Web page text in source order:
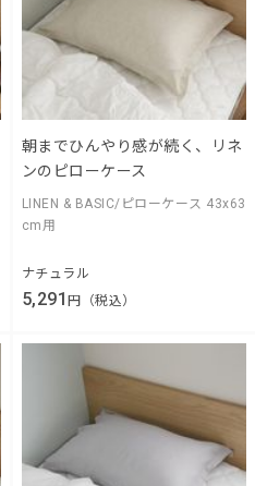
朝までひんやり感が続く、リネ
ンのピローケース
LINEN & BASIC/ピローケース 43x63
cm用
ナチュラル
5,291 円（税込）